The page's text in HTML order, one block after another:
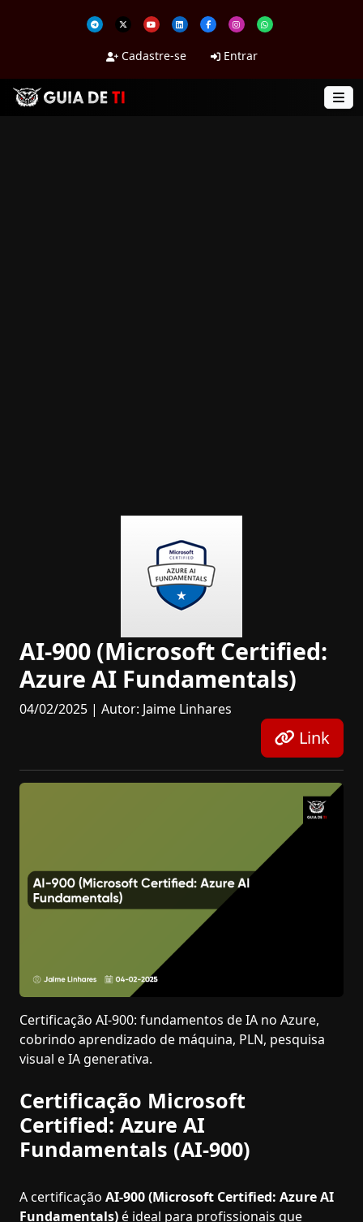
Cadastre-se Entrar
AI-900 (Microsoft Certified:
Azure AI Fundamentals)
04/02/2025 | Autor: Jaime Linhares
Link
Certificação AI-900: fundamentos de IA no Azure,
cobrindo aprendizado de máquina, PLN, pesquisa
visual e IA generativa.
Certificação Microsoft
Certified: Azure AI
Fundamentals (AI-900)
A certificação AI-900 (Microsoft Certified: Azure AI
Fundamentals)é ideal para profissionais que